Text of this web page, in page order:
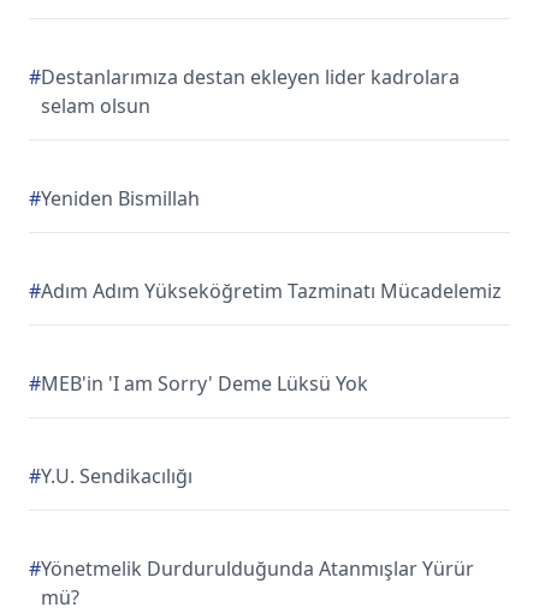
#Destanlarımıza destan ekleyen lider kadrolara
selam olsun
#Yeniden Bismillah
#Adım Adım Yükseköğretim Tazminatı Mücadelemiz
#MEB'in 'I am Sorry' Deme Lüksü Yok
#Y.U. Sendikacılığı
#Yönetmelik Durdurulduğunda Atanmışlar Yürür
mü?